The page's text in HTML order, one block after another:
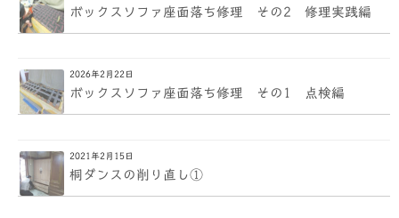
ボックスソファ座面落ち修理 その2 修理実践編
2026年2月22日
ボックスソファ座面落ち修理 その1 点検編
2021年2月15日
桐ダンスの削り直し①